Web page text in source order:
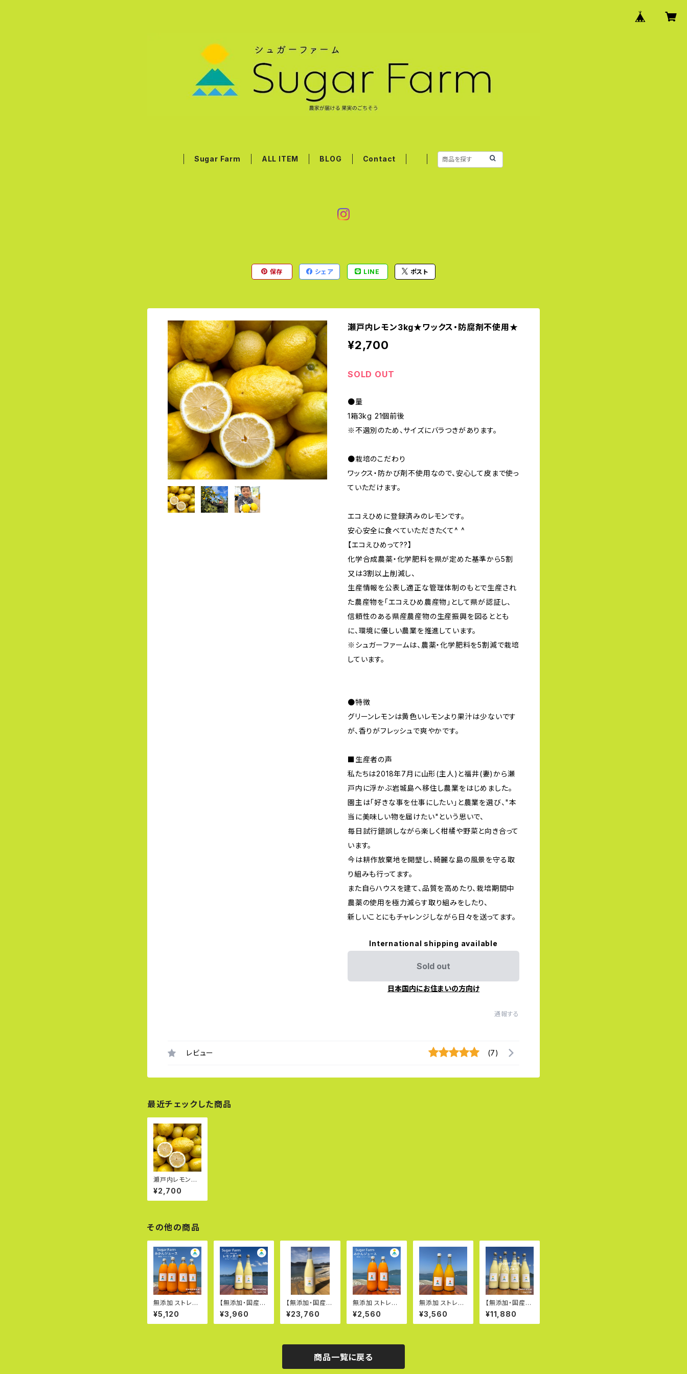
Sugar Farm ALL ITEM BLOG Contact
保存 シェア LINE ポスト
瀬戸内レモン3kg★ワックス・防腐剤不使用★
¥2,700
SOLD OUT
●量
1箱3kg 21個前後
※不選別のため、サイズにバラつきがあります。
●栽培のこだわり
ワックス・防かび剤不使用なので、安心して皮まで使っ
ていただけます。
エコえひめに登録済みのレモンです。
安心安全に食べていただきたくて^ ^
【エコえひめって??】
化学合成農薬・化学肥料を県が定めた基準から5割
又は3割以上削減し、
生産情報を公表し適正な管理体制のもとで生産され
た農産物を「エコえひめ農産物」として県が認証し、
信頼性のある県産農産物の生産振興を図るととも
に、環境に優しい農業を推進しています。
※シュガーファームは、農薬・化学肥料を5割減で栽培
しています。
●特徴
グリーンレモンは黄色いレモンより果汁は少ないです
が、香りがフレッシュで爽やかです。
■生産者の声
私たちは2018年7月に山形(主人)と福井(妻)から瀬
戸内に浮かぶ岩城島へ移住し農業をはじめました。
園主は「好きな事を仕事にしたい」と農業を選び、"本
当に美味しい物を届けたい"という思いで、
毎日試行錯誤しながら楽しく柑橘や野菜と向き合って
います。
今は耕作放棄地を開墾し、綺麗な島の風景を守る取
り組みも行ってます。
また自らハウスを建て、品質を高めたり、栽培期間中
農薬の使用を極力減らす取り組みをしたり、
新しいことにもチャレンジしながら日々を送ってます。
International shipping available
Sold out
日本国内にお住まいの方向け
通報する
レビュー (7)
最近チェックした商品
瀬戸内レモン3k
g★ワックス・防
腐剤不使用★
¥2,700
その他の商品
無添加 ストレー
ト100％ みかん
ジュース1000m
l×4本
¥5,120
【無添加・国産】
丸搾りレモン果
汁720ml×2本
｜愛媛県岩城島
¥3,960
【無添加・国産】
丸搾りレモン果
汁720ml×12本
｜愛媛県岩城島
¥23,760
無添加 ストレー
ト100％ みかん
ジュース1000m
l×2本
¥2,560
無添加 ストレー
ト100％ 丸搾り
まどんなジュー
ス720ml×2本
¥3,560
【無添加・国産】
丸搾りレモン果
汁720ml×6本
｜愛媛県岩城島
¥11,880
商品一覧に戻る